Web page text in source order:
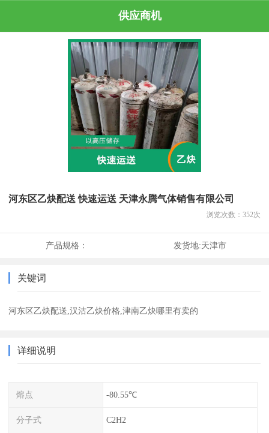
供应商机
河东区乙炔配送 快速运送 天津永腾气体销售有限公司
浏览次数： 352次
产品规格： 发货地:天津市
关键词
河东区乙炔配送,汉沽乙炔价格,津南乙炔哪里有卖的
详细说明
熔点 -80.55℃
分子式 C2H2